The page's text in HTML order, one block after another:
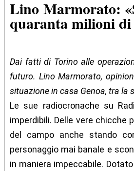
Lino Marmorato:
quaranta milioni di
Dai fatti di Torino alle
futuro. Lino Marmorato,
situazione in casa Genoa, tra
Le sue radiocronache su
imperdibili. Delle vere chicche
del campo anche stando
personaggio mai banale e
in maniera impeccabile.